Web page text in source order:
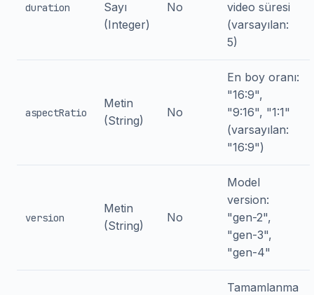
duration
Sayı
(Integer)
No
video süresi
(varsayılan:
5)
aspectRatio
Metin
(String)
No
En boy oranı:
"16:9",
"9:16", "1:1"
(varsayılan:
"16:9")
version
Metin
(String)
No
Model
version:
"gen-2",
"gen-3",
"gen-4"
Tamamlanma